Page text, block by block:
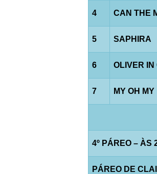
4 CAN THE
5 SAPHIRA
6 OLIVER
7 MY OH MY
4º PÁREO – ÀS
PÁREO DE